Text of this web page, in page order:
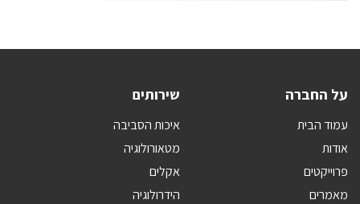
על החברה
עמוד הבית
אודות
פרוייקטים
מאמרים
שירותים
איכות הסביבה
מטאורולוגיה
אקלים
הידרולוגיה